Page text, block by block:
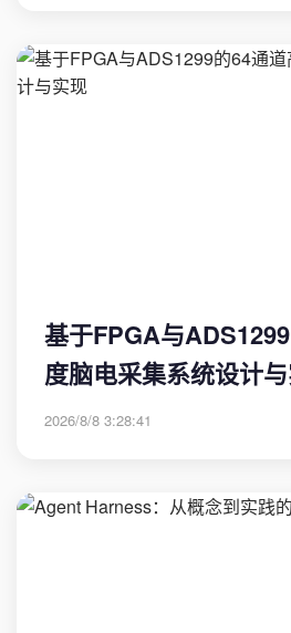
基于FPGA与
度脑电采集系统设计
2026/8/8 3:28:41